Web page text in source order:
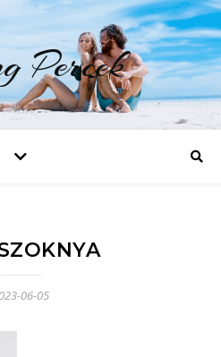
Percek
06-05